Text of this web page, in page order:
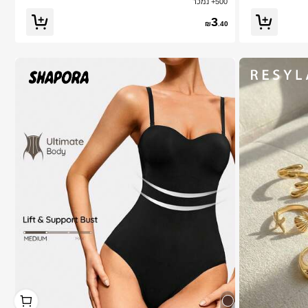
ה קטנות יומיומיות, קאוואי, משפר מצב רוח
₪3.40
1